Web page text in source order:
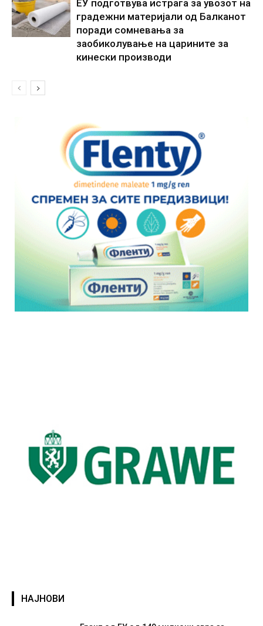
ЕУ подготвува истрага за увозот на
градежни материјали од Балканот
поради сомневања за
заобиколување на царините за
кинески производи
НАЈНОВИ